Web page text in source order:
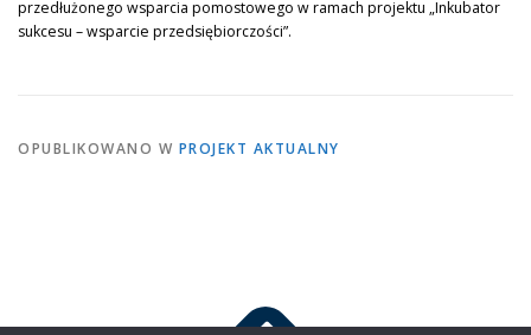
przedłużonego wsparcia pomostowego w ramach projektu „Inkubator
sukcesu – wsparcie przedsiębiorczości”.
OPUBLIKOWANO W PROJEKT AKTUALNY